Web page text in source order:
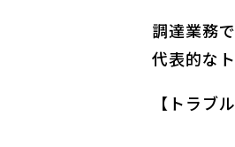
調達業務
代表的な
【トラブ
対策：